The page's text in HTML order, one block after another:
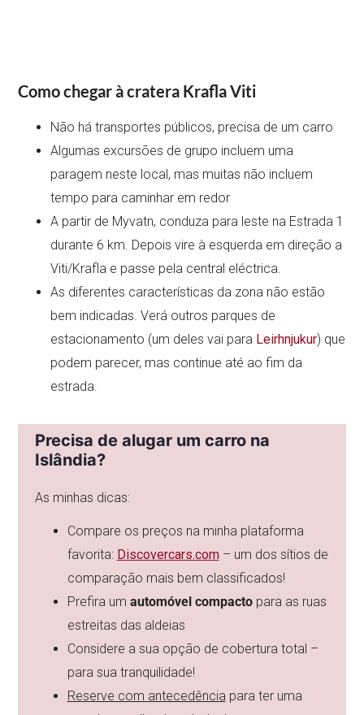
Como chegar à cratera Krafla Viti
Não há transportes públicos, precisa de um carro
Algumas excursões de grupo incluem uma
paragem neste local, mas muitas não incluem
tempo para caminhar em redor
A partir de Myvatn, conduza para leste na Estrada 1
durante 6 km. Depois vire à esquerda em direção a
Viti/Krafla e passe pela central eléctrica.
As diferentes características da zona não estão
bem indicadas. Verá outros parques de
estacionamento (um deles vai para Leirhnjukur) que
podem parecer, mas continue até ao fim da
estrada.
Precisa de alugar um carro na
Islândia?
As minhas dicas:
Compare os preços na minha plataforma
favorita: Discovercars.com – um dos sítios de
comparação mais bem classificados!
Prefira um automóvel compactopara as ruas
estreitas das aldeias
Considere a sua opção de cobertura total –
para sua tranquilidade!
Reserve com antecedênciapara ter uma